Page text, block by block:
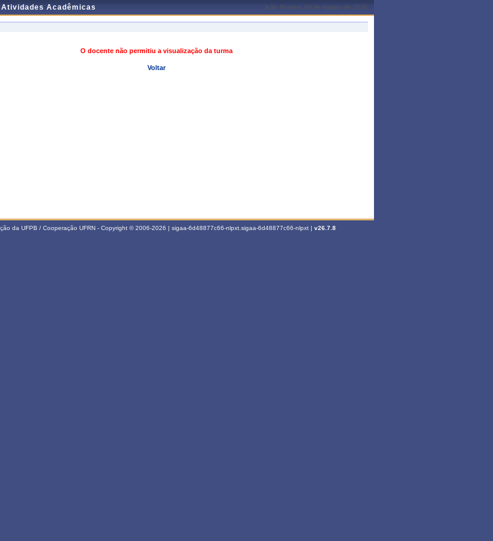
Acadêmicas João Pessoa, 09 de Agosto de 2026
O docente não permitiu a visualização da turma
Voltar
da UFPB / Cooperação UFRN - Copyright © 2006-2026 | sigaa-6d48877c66-nlpxt.sigaa-6d48877c66-nlpxt | v26.7.8